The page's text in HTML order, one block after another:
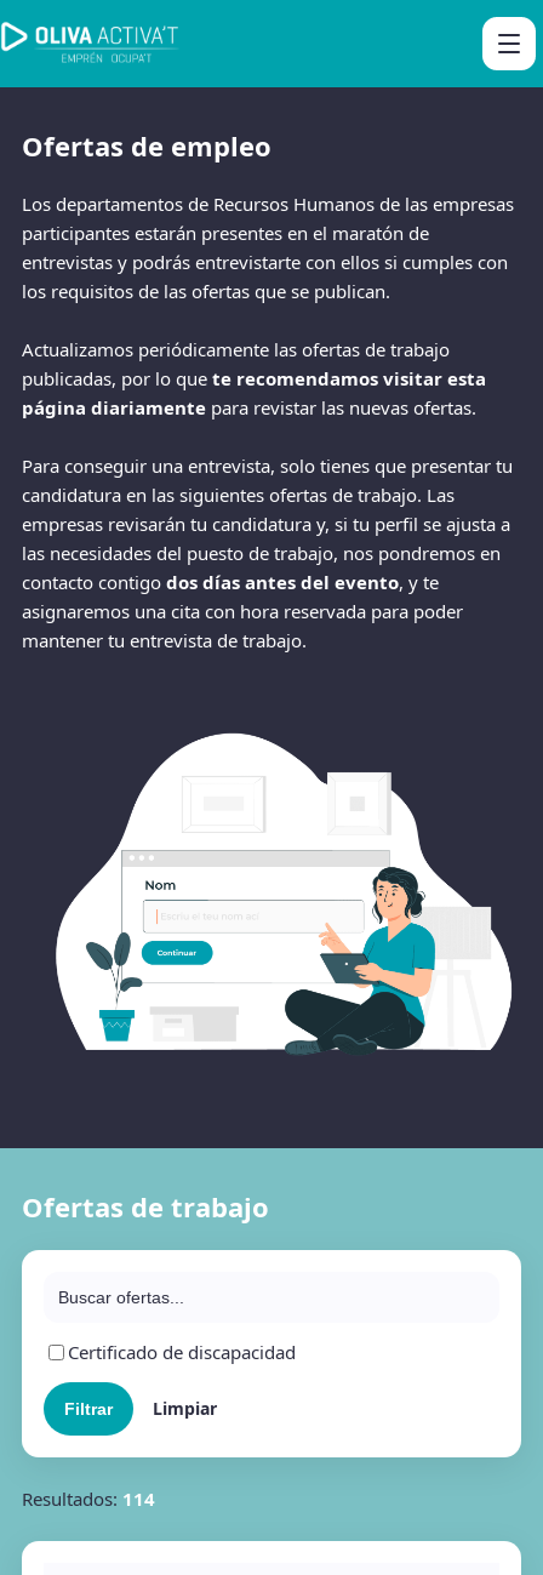
Ofertas de empleo
Los departamentos de Recursos Humanos de las empresas
participantes estarán presentes en el maratón de
entrevistas y podrás entrevistarte con ellos si cumples con
los requisitos de las ofertas que se publican.
Actualizamos periódicamente las ofertas de trabajo
publicadas, por lo que te recomendamos visitar esta
página diariamente para revistar las nuevas ofertas.
Para conseguir una entrevista, solo tienes que presentar tu
candidatura en las siguientes ofertas de trabajo. Las
empresas revisarán tu candidatura y, si tu perfil se ajusta a
las necesidades del puesto de trabajo, nos pondremos en
contacto contigo dos días antes del evento, y te
asignaremos una cita con hora reservada para poder
mantener tu entrevista de trabajo.
Ofertas de trabajo
Certificado de discapacidad
Limpiar
Resultados: 114